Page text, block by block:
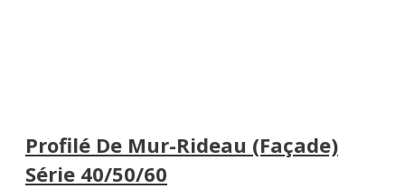
Profilé De Mur-Rideau (façade)
Série 40/50/60